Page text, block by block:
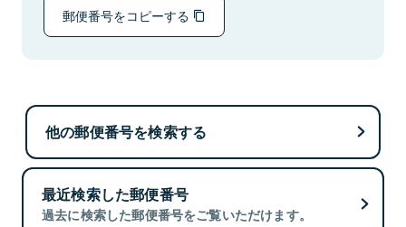
郵便番号をコピーする
他の郵便番号を検索する
最近検索した郵便番号
過去に検索した郵便番号をご覧いただけます。